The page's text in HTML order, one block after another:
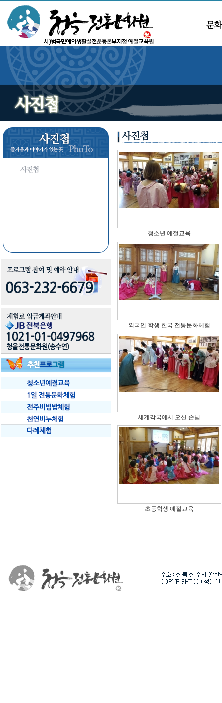
청소년 예절교육
외국인 학생 한국 전통문화체험
세계각국에서 오신 손님
초등학생 예절교육